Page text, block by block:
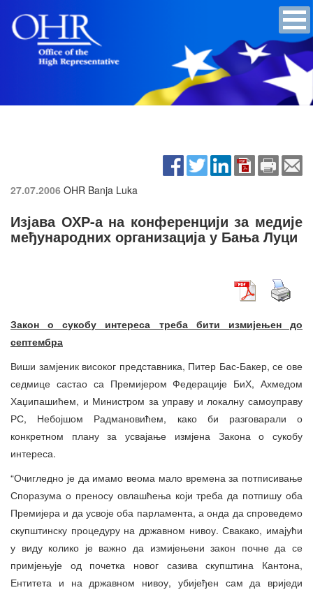
27.07.2006 OHR Banja Luka
Изјава ОХР-а на конференцији за медије
међународних организација у Бања Луци
Закон о сукобу интереса треба бити измијењен до
септембра
Виши замјеник високог представника, Питер Бас-Бакер, се ове
седмице састао са Премијером Федерације БиХ, Ахмедом
Хаџипашићем, и Министром за управу и локалну самоуправу
РС, Небојшом Радмановићем, како би разговарали о
конкретном плану за усвајање измјена Закона о сукобу
интереса.
“Очигледно је да имамо веома мало времена за потписивање
Споразума о преносу овлашћења који треба да потпишу оба
Премијера и да усвоје оба парламента, а онда да спроведемо
скупштинску процедуру на државном нивоу. Свакако, имајући
у виду колико је важно да измијењени закон почне да се
примјењује од почетка новог сазива скупштина Кантона,
Ентитета и на државном нивоу, убијеђен сам да вриједи